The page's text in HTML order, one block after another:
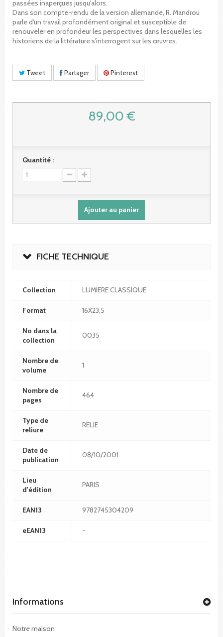
passées inaperçues jusqu'alors.
Dans son compte-rendu de la version allemande, R. Mandrou
parle d'un travail profondément original et susceptible de
renouveler en profondeur les perspectives dans lesquelles les
historiens de la littérature s'interrogent sur les œuvres.
Tweet Partager Pinterest
89,00 €
Quantité :
Ajouter au panier
FICHE TECHNIQUE
Collection LUMIERE CLASSIQUE
Format 16X23,5
No dans la
collection
0035
Nombre de
volume
1
Nombre de
pages
464
Type de
reliure
RELIE
Date de
publication
08/10/2001
Lieu
d'édition
PARIS
EAN13 9782745304209
eEAN13 -
Informations
Notre maison